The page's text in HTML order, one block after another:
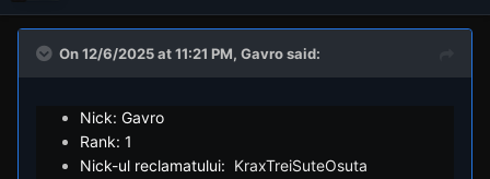
On 12/6/2025 at 11:21 PM,Gavrosaid:
Nick: Gavro
Rank: 1
Nick-ul reclamatului: KraxTreiSuteOsuta